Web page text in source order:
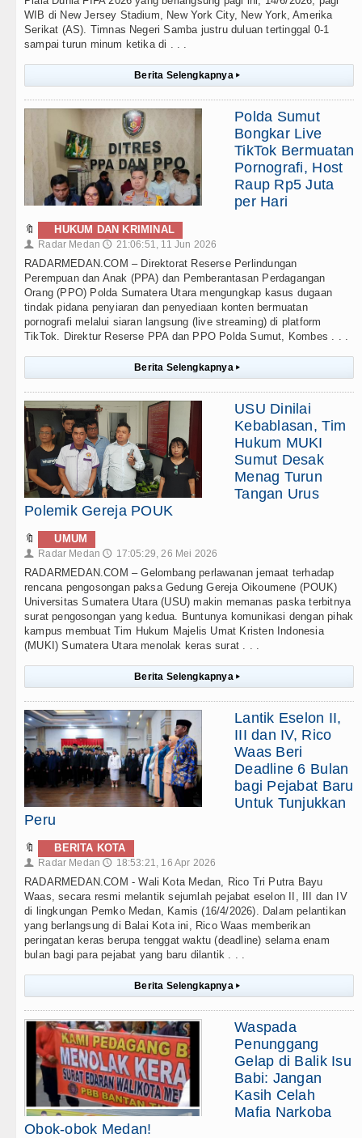
WIB di New Jersey Stadium, New York City, New York, Amerika
Serikat (AS). Timnas Negeri Samba justru duluan tertinggal 0-1
sampai turun minum ketika di . . .
Berita Selengkapnya ▸
Polda Sumut
Bongkar Live
TikTok Bermuatan
Pornografi, Host
Raup Rp5 Juta
per Hari
🔖 HUKUM DAN KRIMINAL
👤 Radar Medan 🕔 21:06:51, 11 Jun 2026
RADARMEDAN.COM – Direktorat Reserse Perlindungan
Perempuan dan Anak (PPA) dan Pemberantasan Perdagangan
Orang (PPO) Polda Sumatera Utara mengungkap kasus dugaan
tindak pidana penyiaran dan penyediaan konten bermuatan
pornografi melalui siaran langsung (live streaming) di platform
TikTok. Direktur Reserse PPA dan PPO Polda Sumut, Kombes . . .
Berita Selengkapnya ▸
USU Dinilai
Kebablasan, Tim
Hukum MUKI
Sumut Desak
Menag Turun
Tangan Urus
Polemik Gereja POUK
🔖 UMUM
👤 Radar Medan 🕔 17:05:29, 26 Mei 2026
RADARMEDAN.COM – Gelombang perlawanan jemaat terhadap
rencana pengosongan paksa Gedung Gereja Oikoumene (POUK)
Universitas Sumatera Utara (USU) makin memanas paska terbitnya
surat pengosongan yang kedua. Buntunya komunikasi dengan pihak
kampus membuat Tim Hukum Majelis Umat Kristen Indonesia
(MUKI) Sumatera Utara menolak keras surat . . .
Berita Selengkapnya ▸
Lantik Eselon II,
III dan IV, Rico
Waas Beri
Deadline 6 Bulan
bagi Pejabat Baru
Untuk Tunjukkan
Peru
🔖 BERITA KOTA
👤 Radar Medan 🕔 18:53:21, 16 Apr 2026
RADARMEDAN.COM - Wali Kota Medan, Rico Tri Putra Bayu
Waas, secara resmi melantik sejumlah pejabat eselon II, III dan IV
di lingkungan Pemko Medan, Kamis (16/4/2026). Dalam pelantikan
yang berlangsung di Balai Kota ini, Rico Waas memberikan
peringatan keras berupa tenggat waktu (deadline) selama enam
bulan bagi para pejabat yang baru dilantik . . .
Berita Selengkapnya ▸
Waspada
Penunggang
Gelap di Balik Isu
Babi: Jangan
Kasih Celah
Mafia Narkoba
Obok-obok Medan!